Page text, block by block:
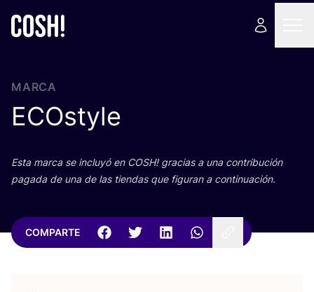
MARCA
ECOstyle
Esta mar­ca se inclu­yó en COSH! gra­cias a una con­tri­bu­ción
paga­da de una de las tien­das que figu­ran a continuación.
COMPARTE